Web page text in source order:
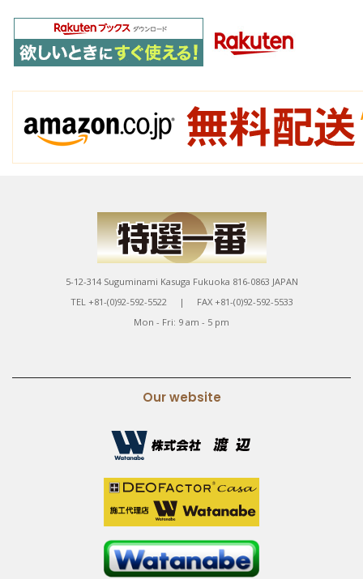
5-12-314 Suguminami Kasuga Fukuoka 816-0863 JAPAN
TEL +81-(0)92-592-5522 | FAX +81-(0)92-592-5533
Mon - Fri: 9 am - 5 pm
Our website